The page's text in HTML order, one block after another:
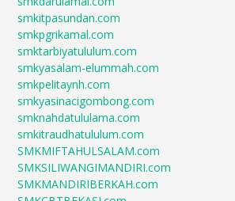
smkitpasundan.com
smkpgrikamal.com
smktarbiyatululum.com
smkyasalam-elummah.com
smkpelitaynh.com
smkyasinacigombong.com
smknahdatululama.com
smkitraudhatululum.com
SMKMIFTAHULSALAM.com
SMKSILIWANGIMANDIRI.com
SMKMANDIRIBERKAH.com